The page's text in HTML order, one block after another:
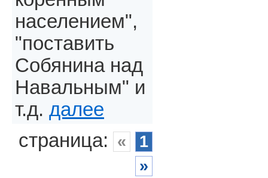
населением",
"поставить
Собянина над
Навальным" и
т.д. далее
страница: «
1
»